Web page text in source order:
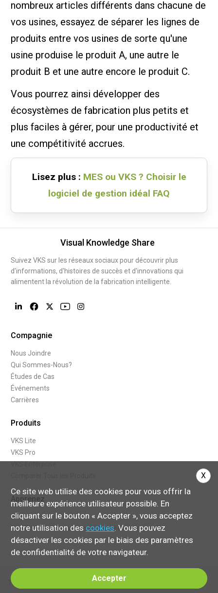
nombreux articles différents dans chacune de
vos usines, essayez de séparer les lignes de
produits entre vos usines de sorte qu'une
usine produise le produit A, une autre le
produit B et une autre encore le produit C.
Vous pourrez ainsi développer des
écosystèmes de fabrication plus petits et
plus faciles à gérer, pour une productivité et
une compétitivité accrues.
Lisez plus : MES ou VKS ? Choisir le
logiciel de gestion idéal FAQ
Ce site web utilise des cookies pour vous offrir la
meilleure expérience utilisateur possible. En
cliquant sur le bouton « Accepter », vous acceptez
notre utilisation des cookies. Vous pouvez
désactiver les cookies par le biais des paramètres
de confidentialité de votre navigateur.
Accepter
X
Visual Knowledge Share
Suivez VKS sur les réseaux sociaux pour découvrir plus
d'informations, d'histoires de succès et d'innovations qui
alimentent la révolution de la fabrication intelligente.
Compagnie
Nous Joindre
Qui Sommes-Nous?
Études de Cas
Événements
Carrières
Produits
VKS Lite
VKS Pro
Apprenez
Blogue
Que Sont les Instructions de travail Numériques?
Terms of Service